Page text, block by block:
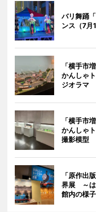
バリ舞踊
ンス（7月
「横手市
かんしゃ
ジオラマ
「横手市
かんしゃ
撮影模型
「原作出
界展 ～は
館内の様子